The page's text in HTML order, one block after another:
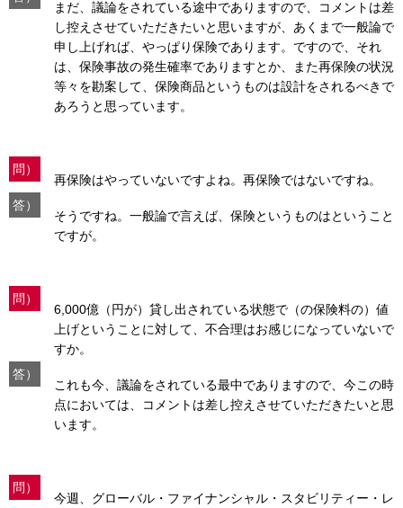
まだ、議論をされている途中でありますので、コメントは差
し控えさせていただきたいと思いますが、あくまで一般論で
申し上げれば、やっぱり保険であります。ですので、それ
は、保険事故の発生確率でありますとか、また再保険の状況
等々を勘案して、保険商品というものは設計をされるべきで
あろうと思っています。
問）
再保険はやっていないですよね。再保険ではないですね。
答）
そうですね。一般論で言えば、保険というものはということ
ですが。
問）
6,000億（円が）貸し出されている状態で（の保険料の）値
上げということに対して、不合理はお感じになっていないで
すか。
答）
これも今、議論をされている最中でありますので、今この時
点においては、コメントは差し控えさせていただきたいと思
います。
問）
今週、グローバル・ファイナンシャル・スタビリティー・レ